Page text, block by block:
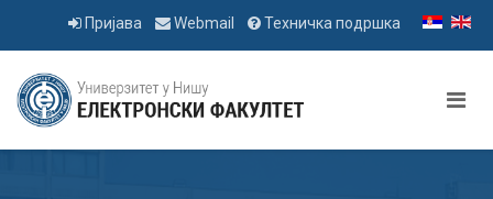
Пријава Webmail Техничка подршка